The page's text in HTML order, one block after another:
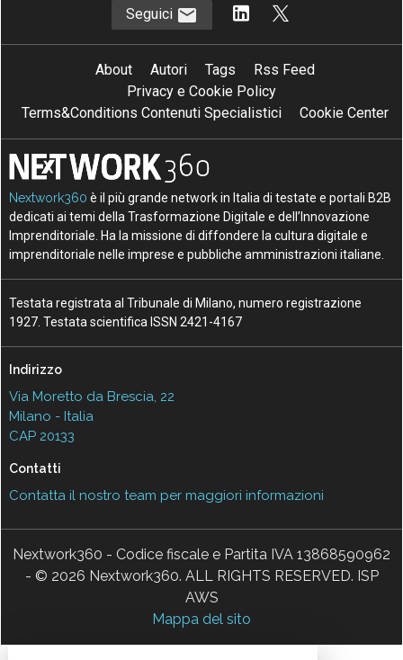
Seguici
About Autori Tags
Rss Feed
Privacy e Cookie Policy
Terms&Conditions Contenuti Specialistici
Cookie Center
Nextwork360 è il più grande network in Italia di testate e portali B2B
dedicati ai temi della Trasformazione Digitale e dell’Innovazione
Imprenditoriale. Ha la missione di diffondere la cultura digitale e
imprenditoriale nelle imprese e pubbliche amministrazioni italiane.
Testata registrata al Tribunale di Milano, numero registrazione
1927. Testata scientifica ISSN 2421-4167
Indirizzo
Via Moretto da Brescia, 22
Milano - Italia
CAP 20133
Contatti
Contatta il nostro team per maggiori informazioni
Nextwork360 - Codice fiscale e Partita IVA 13868590962
- © 2026 Nextwork360. ALL RIGHTS RESERVED. ISP
AWS
Mappa del sito